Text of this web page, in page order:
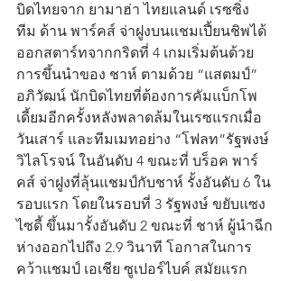
บิดไทยจาก ยามาฮ่า ไทยแลนด์ เรซซิ่ง
ทีม ด้าน พาร์คส์ จ่าฝูงบนแชมเปี้ยนชิพได้
ออกสตาร์ทจากกริดที่ 4 เกมเริ่มต้นด้วย
การขึ้นนำของ ชาห์ ตามด้วย “แสตมป์”
อภิวัฒน์ นักบิดไทยที่ต้องการคัมแบ็กโพ
เดี้ยมอีกครั้งหลังพลาดล้มในเรซแรกเมื่อ
วันเสาร์ และทีมเมทอย่าง “โฟลท”รัฐพงษ์
วิไลโรจน์ ในอันดับ 4 ขณะที่ บร็อค พาร์
คส์ จ่าฝูงที่ลุ้นแชมป์กับชาห์ รั้งอันดับ 6 ใน
รอบแรก โดยในรอบที่ 3 รัฐพงษ์ ขยับแซง
ไซดี้ ขึ้นมารั้งอันดับ 2 ขณะที่ ชาห์ ผู้นำฉีก
ห่างออกไปถึง 2.9 วินาที โอกาสในการ
คว้าแชมป์ เอเชีย ซูเปอร์ไบค์ สมัยแรก